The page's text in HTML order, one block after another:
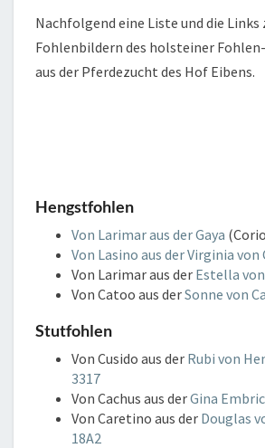
Nachfolgend eine Liste und die Links
Fohlenbildern des holsteiner
aus der Pferdezucht des Hof Eibens.
Hengstfohlen
Von Larimar aus der Gaya
Von Lasino aus derVirginia von
Von Larimar aus der Estella
Von Catoo aus derSonne von
Stutfohlen
Von Cusido aus der Rubi von
3317
Von Cachus aus derGina
Von Caretino aus der Douglas
18A2